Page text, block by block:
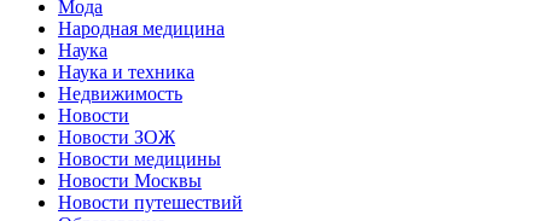
Мода
Народная медицина
Наука
Наука и техника
Недвижимость
Новости
Новости ЗОЖ
Новости медицины
Новости Москвы
Новости путешествий